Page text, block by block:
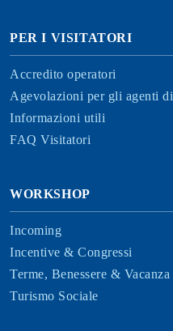
PER I VISITATORI
Accredito operatori
Agevolazioni per gli agenti
Informazioni utili
FAQ Visitatori
WORKSHOP
Incoming
Incentive & Congressi
Terme, Benessere &
Turismo Sociale